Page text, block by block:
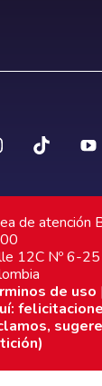
de atención
12C Nº 6-
de uso |